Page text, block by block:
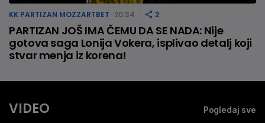
KK PARTIZAN MOZZARTBET 20:34 2
PARTIZAN JOŠ IMA ČEMU DA SE NADA: Nije
gotova saga Lonija Vokera, isplivao detalj koji
stvar menja iz korena!
VIDEO Pogledaj sve